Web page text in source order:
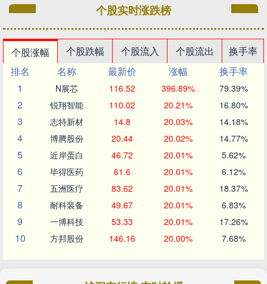
个股实时涨跌榜
个股涨幅 个股跌幅 个股流入 个股流出
换手率
排名
名称 最新价 涨幅
换手率
1
N展芯 116.52 396.89% 79.39%
2 锐翔智能 110.02 20.21% 16.80%
3 志特新材 14.8 20.03% 14.18%
4 博腾股份 20.44 20.02% 14.77%
5 近岸蛋白 46.72 20.01% 5.62%
6 毕得医药 61.6 20.01% 6.12%
7 五洲医疗 83.62 20.01% 18.37%
8 耐科装备 49.67 20.01% 6.83%
9 一博科技 53.33 20.01% 17.26%
10 方邦股份 146.16 20.00% 7.68%